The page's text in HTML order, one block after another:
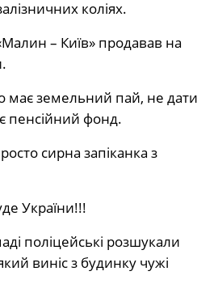
коліях.
– Київ» продавав на
має земельний пай, не дати
пенсійний фонд.
сирна запіканка з
України!!!
поліцейські розшукали
виніс з будинку чужі